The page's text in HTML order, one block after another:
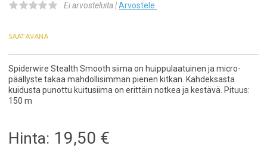
Ei arvosteluita |Arvostele
SAATAVANA
Spiderwire Stealth Smooth siima on huippulaatuinen ja micro-
päällyste takaa mahdollisimman pienen kitkan. Kahdeksasta
kuidusta punottu kuitusiima on erittäin notkea ja kestävä. Pituus:
150 m
Hinta: 19,50 €